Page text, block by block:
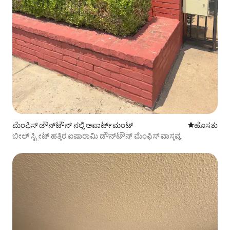
ಮೆಂಫಿಸ್ ಡೌನ್‌ಟೌನ್ ನಲ್ಲಿ ಅಪಾರ್ಟ್‌ಮಂಟ್ ವಾಸ್ತವ್ಯ
ಹೊಸತು
ಬೀಲ್ ಸ್ಟ್ರೀಟ್ ಹತ್ತಿರ ಐಷಾರಾಮಿ ಡೌನ್‌ಟೌನ್ ಮೆಂಫಿಸ್ ವಾಸ್ತವ್ಯ